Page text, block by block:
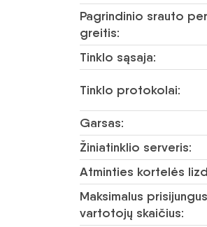
Pagrindinio srauto
greitis:
Tinklo sąsaja:
Tinklo protokolai:
Garsas:
Žiniatinklio serveris:
Atminties kortelės
Maksimalus
vartotojų skaičius: